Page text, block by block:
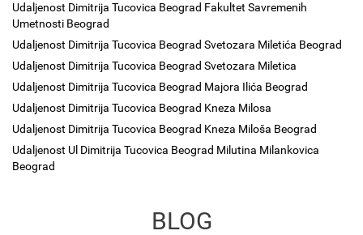
Udaljenost Dimitrija Tucovica Beograd Fakultet Savremenih
Umetnosti Beograd
Udaljenost Dimitrija Tucovica Beograd Svetozara Miletića Beograd
Udaljenost Dimitrija Tucovica Beograd Svetozara Miletica
Udaljenost Dimitrija Tucovica Beograd Majora Ilića Beograd
Udaljenost Dimitrija Tucovica Beograd Kneza Milosa
Udaljenost Dimitrija Tucovica Beograd Kneza Miloša Beograd
Udaljenost Ul Dimitrija Tucovica Beograd Milutina Milankovica
Beograd
BLOG